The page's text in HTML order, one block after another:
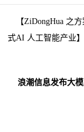
【ZiDongHua 之
式AI 人工智能产业】
浪潮信息发布大